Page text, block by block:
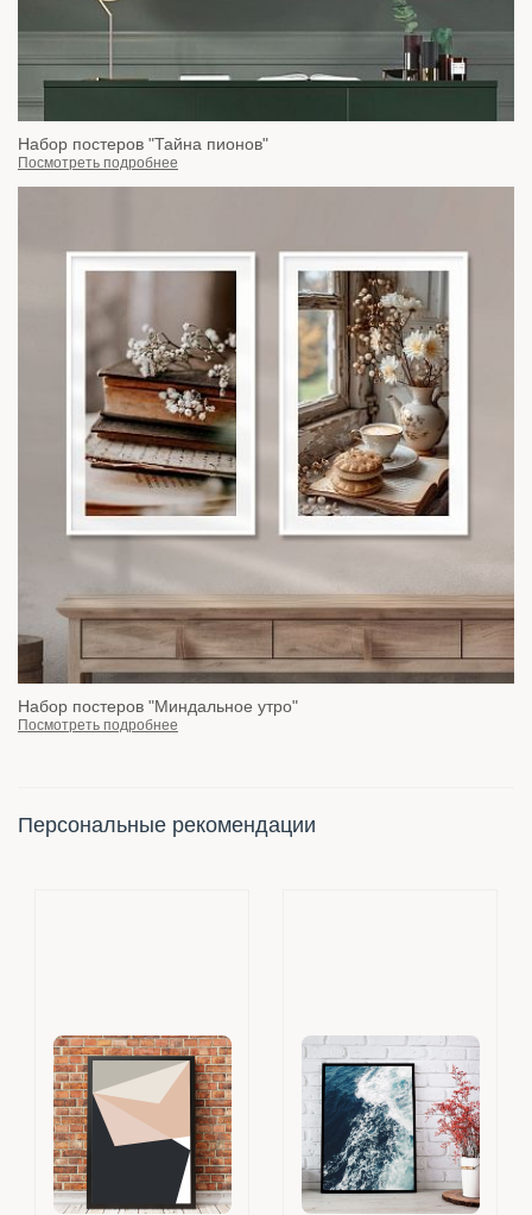
Набор постеров "Тайна пионов"
Посмотреть подробнее
Набор постеров "Миндальное утро"
Посмотреть подробнее
Персональные рекомендации